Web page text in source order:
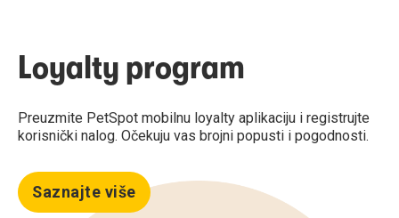
Loyalty program
Preuzmite PetSpot mobilnu loyalty aplikaciju i registrujte
korisnički nalog. Očekuju vas brojni popusti i pogodnosti.
Saznajte više